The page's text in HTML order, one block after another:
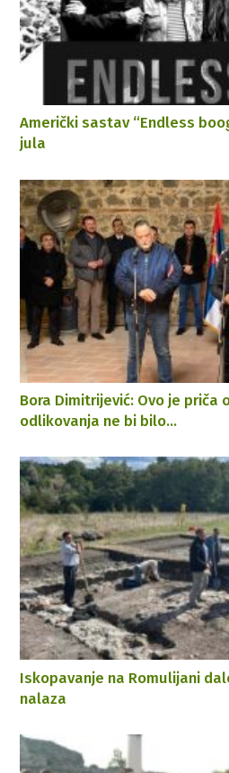
Američki sastav “Endless
jula
Bora Dimitrijević: Ovo je priča
odlikovanja ne bi bilo…
Iskopavanje na Romulijani
nalaza